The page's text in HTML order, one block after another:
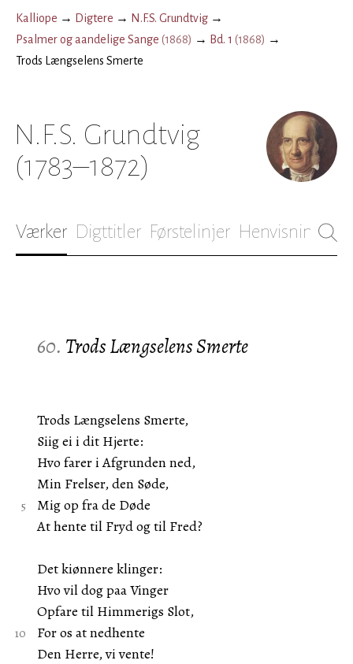
Kalliope → Digtere → N.F.S. Grundtvig →
Psalmer og aandelige Sange (1868) → Bd. 1 (1868) →
Trods Længselens Smerte
N.F.S. Grundtvig
(1783–1872)
Værker Digttitler Førstelinjer Henvisninger
60. Trods Længselens Smerte
Trods Længselens Smerte,
Siig ei i dit Hjerte:
Hvo farer i Afgrunden ned,
Min Frelser, den Søde,
Mig op fra de Døde
At hente til Fryd og til Fred?
Det kiønnere klinger:
Hvo vil dog paa Vinger
Opfare til Himmerigs Slot,
For os at nedhente
Den Herre, vi vente!